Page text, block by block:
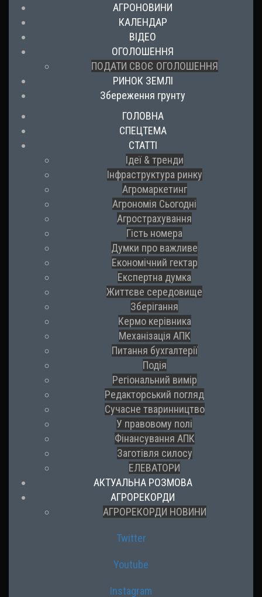
АГРОНОВИНИ
КАЛЕНДАР
ВІДЕО
ОГОЛОШЕННЯ
ПОДАТИ СВОЄ ОГОЛОШЕННЯ
РИНОК ЗЕМЛІ
Збереження грунту
ГОЛОВНА
СПЕЦТЕМА
СТАТТІ
Ідеї & тренди
Інфраструктура ринку
Агромаркетинг
Агрономія Сьогодні
Агрострахування
Гість номера
Думки про важливе
Економічний гектар
Експертна думка
Життєве середовище
Зберігання
Кермо керівника
Механізація АПК
Питання бухгалтерії
Подія
Регіональний вимір
Редакторський погляд
Сучасне тваринництво
У правовому полі
Фінансування АПК
Заготівля силосу
ЕЛЕВАТОРИ
АКТУАЛЬНА РОЗМОВА
АГРОРЕКОРДИ
АГРОРЕКОРДИ НОВИНИ
Twitter
Youtube
Instagram